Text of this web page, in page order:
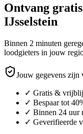
Ontvang
IJsselstein
Binnen 2 minuten
loodgieters in jouw
Jouw gegevens zijn
✓ Gratis &
✓ Bespaar tot
✓ Binnen 24 uur
✓ Geverifieerde